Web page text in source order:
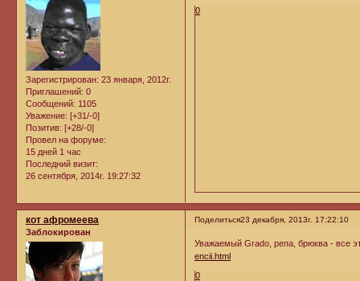
Зарегистрирован: 23 января, 2012г.
Приглашений: 0
Сообщений: 1105
Уважение: [+31/-0]
Позитив: [+28/-0]
Провел на форуме:
15 дней 1 час
Последний визит:
26 сентября, 2014г. 19:27:32
0
Поделиться23 декабря, 2013г. 17:22:10
кот афромеева
Заблокирован
Уважаемый Grado, репа, брюква - все
encii.html
0